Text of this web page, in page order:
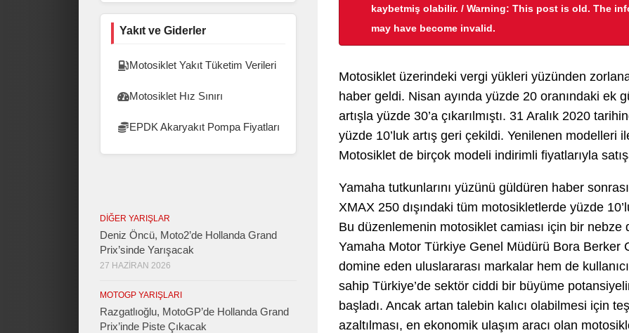
kaybetmiş olabilir. / Warning: This post is old. The
may have become invalid.
Motosiklet üzerindeki vergi yükleri yüzünden
haber geldi. Nisan ayında yüzde 20 oranındaki ek
artışla yüzde 30’a çıkarılmıştı. 31 Aralık 2020
yüzde 10’luk artış geri çekildi. Yenilenen modelleri
Motosiklet de birçok modeli indirimli fiyatlarıyla
Yamaha tutkunlarını yüzünü güldüren haber
XMAX 250 dışındaki tüm motosikletlerde yüzde
Bu düzenlemenin motosiklet camiası için bir
Yamaha Motor Türkiye Genel Müdürü Bora Berker
domine eden uluslararası markalar hem de
sahip Türkiye’de sektör ciddi bir büyüme
başladı. Ancak artan talebin kalıcı olabilmesi için
azaltılması, en ekonomik ulaşım aracı olan
Yakıt ve Giderler
Motosiklet Yakıt Tüketim Verileri
Motosiklet Hız Sınırı
EPDK Akaryakıt Pompa Fiyatları
DIĞER YARIŞLAR
Deniz Öncü, Moto2’de Hollanda Grand
Prix’sinde Yarışacak
27 HAZIRAN 2026
MOTOGP YARIŞLARI
Razgatlıoğlu, MotoGP’de Hollanda Grand
Prix’inde Piste Çıkacak